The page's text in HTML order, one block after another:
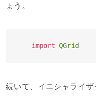
ょう。
import QGrid
続いて、イニシャライ